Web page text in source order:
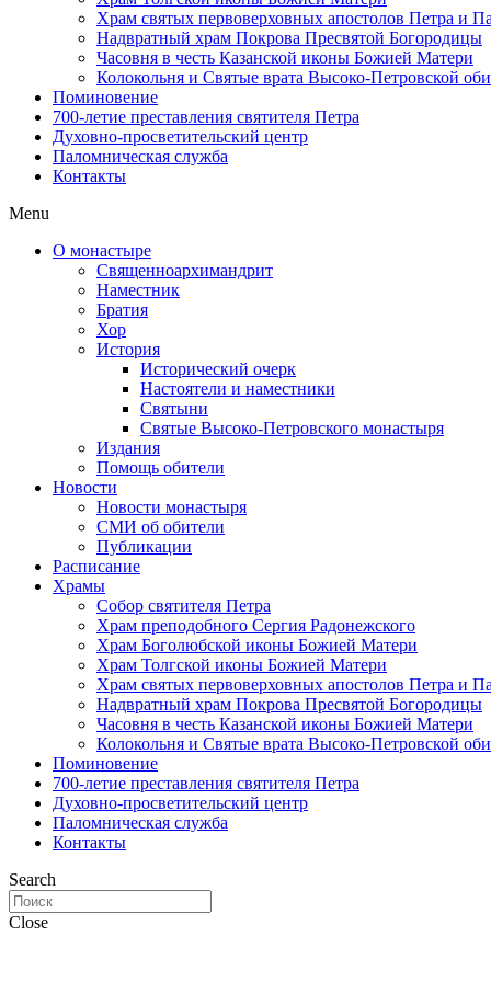
Храм святых первоверховных апостолов Петра и
Надвратный храм Покрова Пресвятой Богородицы
Часовня в честь Казанской иконы Божией Матери
Колокольня и Святые врата Высоко-Петровской
Поминовение
700-летие преставления святителя Петра
Духовно-просветительский центр
Паломническая служба
Контакты
Menu
О монастыре
Священноархимандрит
Наместник
Братия
Хор
История
Исторический очерк
Настоятели и наместники
Святыни
Святые Высоко-Петровского монастыря
Издания
Помощь обители
Новости
Новости монастыря
СМИ об обители
Публикации
Расписание
Храмы
Собор святителя Петра
Храм преподобного Сергия Радонежского
Храм Боголюбской иконы Божией Матери
Храм Толгской иконы Божией Матери
Храм святых первоверховных апостолов Петра и
Надвратный храм Покрова Пресвятой Богородицы
Часовня в честь Казанской иконы Божией Матери
Колокольня и Святые врата Высоко-Петровской
Поминовение
700-летие преставления святителя Петра
Духовно-просветительский центр
Паломническая служба
Контакты
Search
Close